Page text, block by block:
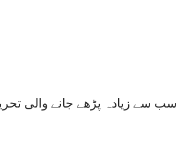
سب سے زیادہ پڑھے جانے والی